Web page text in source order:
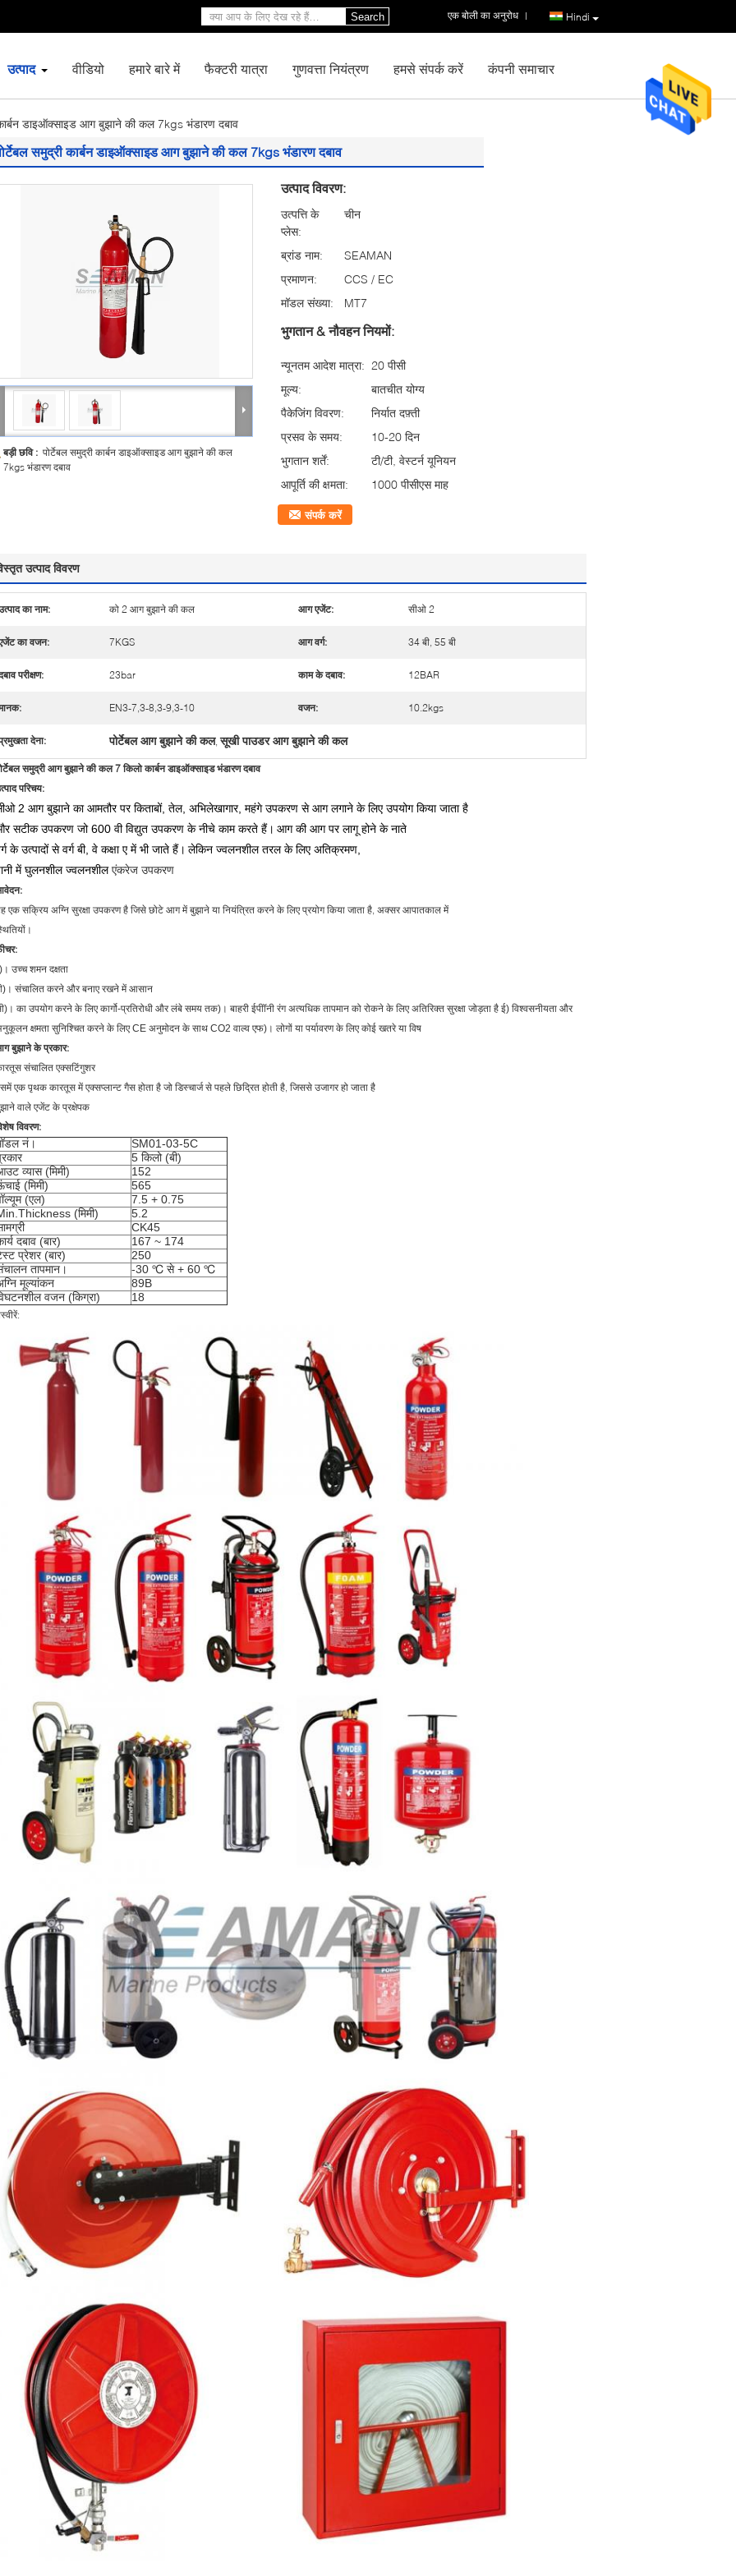
Hindi
एक बोली का अनुरोध |
Search
उत्पाद वीडियो हमारे बारे में फैक्टरी यात्रा गुणवत्ता नियंत्रण हमसे संपर्क करें कंपनी समाचार
कार्बन डाइऑक्साइड आग बुझाने की कल 7kgs भंडारण दबाव
समुद्री कार्बन डाइऑक्साइड आग बुझाने की कल 7kgs भंडारण दबाव
बड़ी छवि : पोर्टेबल समुद्री कार्बन डाइऑक्साइड आग बुझाने की कल
7kgs भंडारण दबाव
उत्पाद विवरण:
उत्पत्ति के
प्लेस:
चीन
ब्रांड नाम:
SEAMAN
प्रमाणन:
CCS / EC
मॉडल संख्या:
MT7
भुगतान & नौवहन नियमों:
न्यूनतम आदेश मात्रा: 20 पीसी
मूल्य:
बातचीत योग्य
पैकेजिंग विवरण:
निर्यात दफ़्ती
प्रसव के समय:
10-20 दिन
भुगतान शर्तें:
टी/टी, वेस्टर्न यूनियन
आपूर्ति की क्षमता:
1000 पीसीएस माह
संपर्क करें
उत्पाद विवरण
का नाम: को 2 आग बुझाने की कल आग एजेंट: सीओ 2
का वजन: 7KGS आग वर्ग: 34 बी, 55 बी
परीक्षण: 23bar काम के दबाव: 12BAR
EN3-7,3-8,3-9,3-10 वजन: 10.2kgs
देना: पोर्टेबल आग बुझाने की कल,सूखी पाउडर आग बुझाने की कल
समुद्री आग बुझाने की कल 7 किलो कार्बन डाइऑक्साइड भंडारण दबाव
परिचय:
2 आग बुझाने का आमतौर पर किताबों, तेल, अभिलेखागार, महंगे उपकरण से आग लगाने के लिए उपयोग किया जाता है
सटीक उपकरण जो 600 वी विद्युत उपकरण के नीचे काम करते हैं। आग की आग पर लागू होने के नाते
के उत्पादों से वर्ग बी, वे कक्षा ए में भी जाते हैं। लेकिन ज्वलनशील तरल के लिए अतिक्रमण,
में घुलनशील ज्वलनशील एंकरेज उपकरण
एक सक्रिय अग्नि सुरक्षा उपकरण है जिसे छोटे आग में बुझाने या नियंत्रित करने के लिए प्रयोग किया जाता है, अक्सर आपातकाल में
उच्च शमन दक्षता
संचालित करने और बनाए रखने में आसान
का उपयोग करने के लिए कार्गो-प्रतिरोधी और लंबे समय तक)। बाहरी ईपीॉनी रंग अत्यधिक तापमान को रोकने के लिए अतिरिक्त सुरक्षा जोड़ता है ई) विश्वसनीयता और
क्षमता सुनिश्चित करने के लिए CE अनुमोदन के साथ CO2 वाल्व एफ)। लोगों या पर्यावरण के लिए कोई खतरे या विष
बुझाने के प्रकार:
संचालित एक्सटिंगुशर
एक पृथक कारतूस में एक्सप्लान्ट गैस होता है जो डिस्चार्ज से पहले छिद्रित होती है, जिससे उजागर हो जाता है
वाले एजेंट के प्रक्षेपक
विवरण:
नं।
SM01-03-5C
5 किलो (बी)
व्यास (मिमी)
152
(मिमी)
565
(एल)
7.5 + 0.75
(मिमी)
5.2
CK45
दबाव (बार)
167 ~ 174
प्रेशर (बार)
250
तापमान।
-30 ℃ से + 60 ℃
मूल्यांकन
89B
वजन (किग्रा)
18